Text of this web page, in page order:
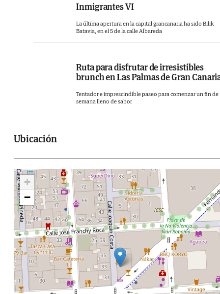
especialidad y comida saludable.
Inmigrantes VI
La última apertura en la capital grancanaria ha sido Bilik
Batavia, en el 5 de la calle Albareda
Ruta para disfrutar de irresistibles
brunch en Las Palmas de Gran
Tentador e imprescindible paseo para comenzar un fin de
semana lleno de sabor
Ubicación
+
−